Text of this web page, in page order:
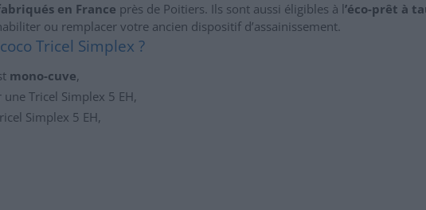
en France près de Poitiers. Ils sont aussi éligibles à l’éco-prêt à
ou remplacer votre ancien dispositif d’assainissement.
Tricel Simplex ?
mono-cuve,
Tricel Simplex 5 EH,
Simplex 5 EH,